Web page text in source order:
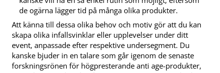
de ogärna lägger tid på många olika produkter.
Att känna till dessa olika behov och motiv gör att du kan
skapa olika infallsvinklar eller upplevelser under ditt
event, anpassade efter respektive undersegment. Du
kanske bjuder in en talare som går igenom de senaste
forskningsrönen för högpresterande anti age-produkter,